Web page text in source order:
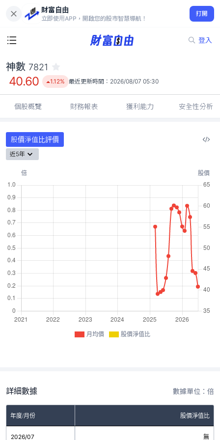
財富自由
立即使用APP，開啟您的股市智慧導航！
打開
登入
40.60
1.12%
神數 7821
40.60 1.12% 最近更新時間： 2026/08/07 05:30
個股概覽 財務報表 獲利能力 安全性分析
股價淨值比評價
近5年
月均價 股價淨值比
詳細數據 數據單位：倍
年度/月份 股價淨值比
2026/07 無